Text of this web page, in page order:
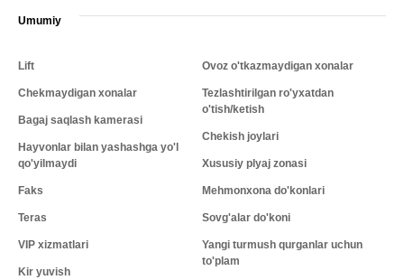
Umumiy
Lift
Chekmaydigan xonalar
Bagaj saqlash kamerasi
Hayvonlar bilan yashashga yo'l
qo'yilmaydi
Faks
Teras
VIP xizmatlari
Kir yuvish
Ovoz o'tkazmaydigan xonalar
Tezlashtirilgan ro'yxatdan
o'tish/ketish
Chekish joylari
Xususiy plyaj zonasi
Mehmonxona do'konlari
Sovg'alar do'koni
Yangi turmush qurganlar uchun
to'plam